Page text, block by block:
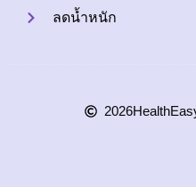
ลดน้ำหนัก
2026